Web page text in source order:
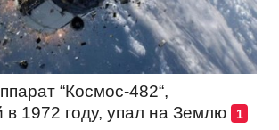
“Космос-482“,
1972 году, упал на Землю
1